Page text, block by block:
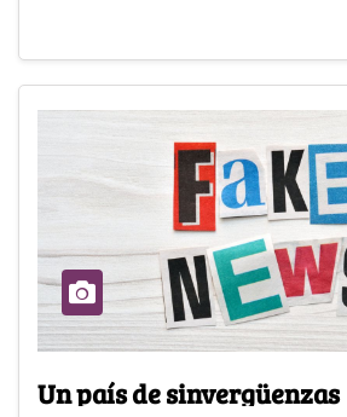
Un país de sinvergüenzas